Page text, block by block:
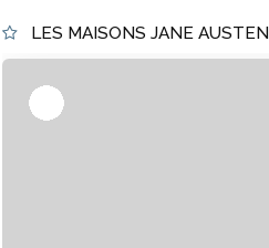
LES MAISONS JANE AUSTEN